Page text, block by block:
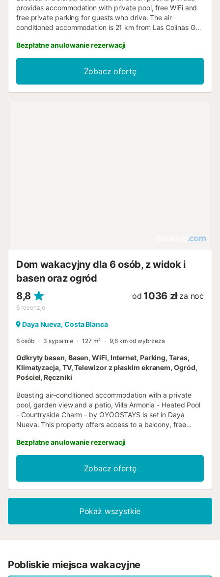
provides accommodation with private pool, free WiFi and
free private parking for guests who drive. The air-
conditioned accommodation is 21 km from Las Colinas Golf
Bezpłatne anulowanie rezerwacji
Zobacz ofertę
Dom wakacyjny dla 6 osób, z widok i
basen oraz ogród
8,8
6 recenzje
od 1036 zł za noc
Daya Nueva, Costa Blanca
6 osób 3 sypialnie 127 m² 9,6 km od wybrzeża
Odkryty basen, Basen, WiFi, Internet, Parking, Taras,
Klimatyzacja, TV, Telewizor z płaskim ekranem, Ogród,
Pościel, Ręczniki
Boasting air-conditioned accommodation with a private
pool, garden view and a patio, Villa Armonia - Heated Pool
- Countryside Charm - by OYOOSTAYS is set in Daya
Nueva. This property offers access to a balcony, free
Bezpłatne anulowanie rezerwacji
Zobacz ofertę
Pokaż wszystkie
Pobliskie miejsca wakacyjne